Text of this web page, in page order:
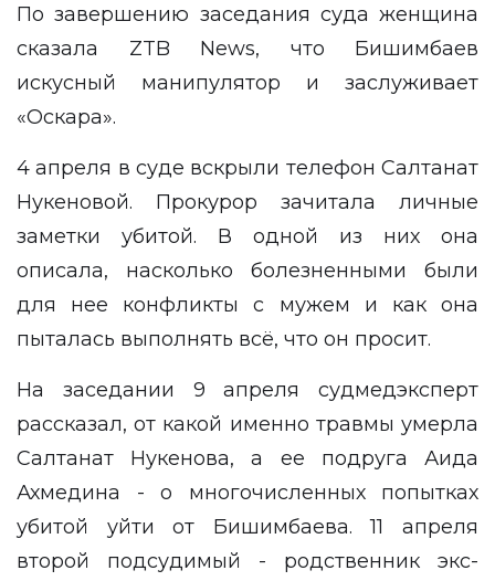
По завершению заседания суда женщина
сказала ZTB News, что Бишимбаев
искусный манипулятор и заслуживает
«Оскара».
4 апреля в суде вскрыли телефон Салтанат
Нукеновой. Прокурор зачитала личные
заметки убитой. В одной из них она
описала, насколько болезненными были
для нее конфликты с мужем и как она
пыталась выполнять всё, что он просит.
На заседании 9 апреля судмедэксперт
рассказал, от какой именно травмы умерла
Салтанат Нукенова, а ее подруга Аида
Ахмедина - о многочисленных попытках
убитой уйти от Бишимбаева. 11 апреля
второй подсудимый - родственник экс-